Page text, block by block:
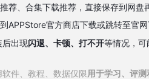
荐、合集下载推荐，直接保存到网盘
APPStore官方商店下载或跳转至官网
后出现闪退、卡顿、打不开等情况，
件、教程、数据仅限 用于学习、评